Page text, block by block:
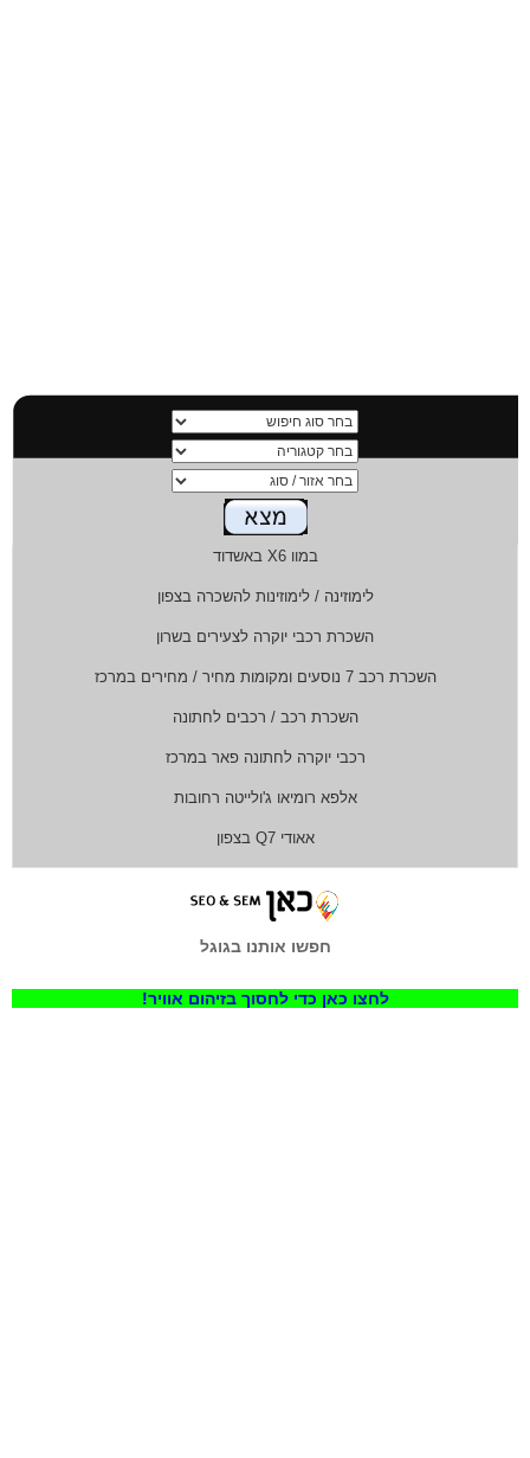
במוו X6 באשדוד
לימוזינה / לימוזינות להשכרה בצפון
השכרת רכבי יוקרה לצעירים בשרון
השכרת רכב 7 נוסעים ומקומות מחיר / מחירים במרכז
השכרת רכב / רכבים לחתונה
רכבי יוקרה לחתונה פאר במרכז
אלפא רומיאו ג'ולייטה רחובות
אאודי Q7 בצפון
חפשו אותנו בגוגל
לחצו כאן כדי לחסוך בזיהום אוויר!